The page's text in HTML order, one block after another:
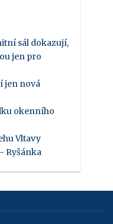
sál dokazují,
jen pro
jen nová
okenního
Vltavy
Ryšánka